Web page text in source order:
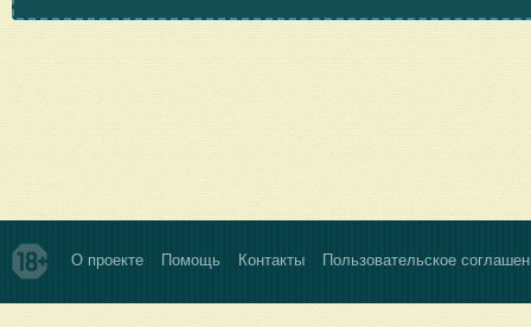
О проекте Помощь Контакты Пользовательское